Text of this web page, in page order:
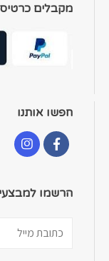
מקבלים
חפשו אותנו
הרשמו